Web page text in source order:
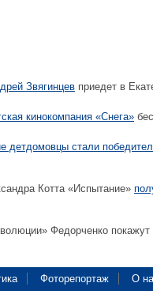
Звягинцев приедет в
кинокомпания «Снега»
детдомовцы стали
Котта «Испытание»
Федорченко покажут
Фоторепортаж О